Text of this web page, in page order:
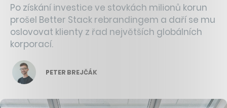
Po získání investice ve stovkách milionů korun
prošel Better Stack rebrandingem a daří se mu
oslovovat klienty z řad největších globálních
korporací.
PETER BREJČÁK